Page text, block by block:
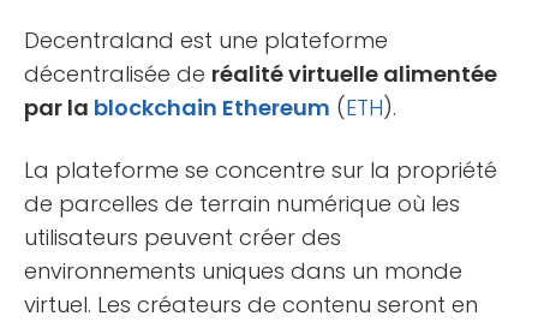
Decentraland est une plateforme
décentralisée de réalité virtuelle alimentée
par la blockchain Ethereum (ETH).
La plateforme se concentre sur la propriété
de parcelles de terrain numérique où les
utilisateurs peuvent créer des
environnements uniques dans un monde
virtuel. Les créateurs de contenu seront en